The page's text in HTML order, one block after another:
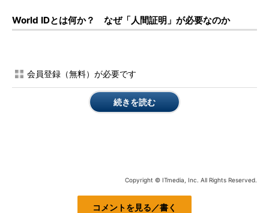
World IDとは何か？ なぜ「人間証明」が必要なのか
会員登録（無料）が必要です
続きを読む
Copyright © ITmedia, Inc. All Rights Reserved.
コメントを見る／書く